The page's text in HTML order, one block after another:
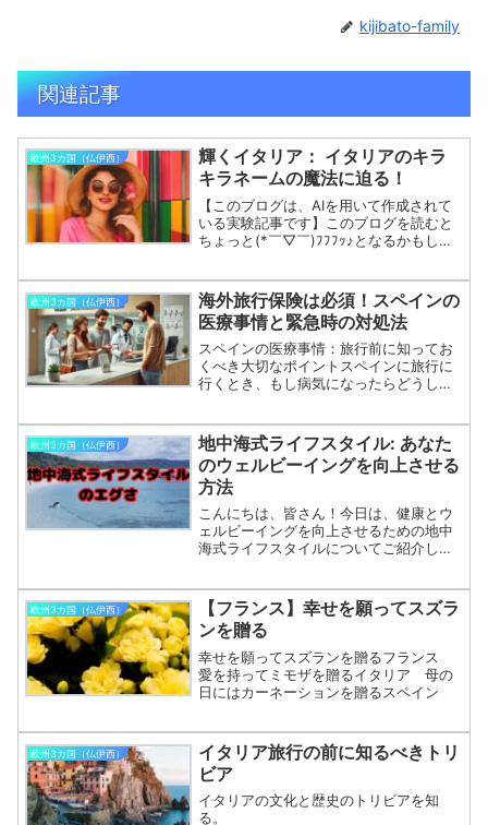
kijibato-family
関連記事
欧州3カ国（仏伊西）
輝くイタリア： イタリアのキラ
キラネームの魔法に迫る！
【このブログは、AIを用いて作成されて
いる実験記事です】このブログを読むと
ちょっと(*￣▽￣)ﾌﾌﾌｯ♪となるかもしれ
ください！あなたを輝かせる、輝く名前
の意味、由来...
欧州3カ国（仏伊西）
海外旅行保険は必須！スペインの
医療事情と緊急時の対処法
スペインの医療事情：旅行前に知ってお
くべき大切なポイントスペインに旅行に
行くとき、もし病気になったらどうしよ
ても整っていますし、旅行者でも利用で
きる方法があります。今回...
欧州3カ国（仏伊西）
地中海式ライフスタイル: あなた
のウェルビーイングを向上させる
方法
こんにちは、皆さん！今日は、健康とウ
ェルビーイングを向上させるための地中
海式ライフスタイルについてご紹介しま
海式の食事1.1. 健康食品果物、野菜、全粒
穀物、豆類、...
欧州3カ国（仏伊西）
【フランス】幸せを願ってスズラ
ンを贈る
幸せを願ってスズランを贈るフランス
愛を持ってミモザを贈るイタリア 母の
日にはカーネーションを贈るスペイン
欧州3カ国（仏伊西）
イタリア旅行の前に知るべきトリ
ビア
イタリアの文化と歴史のトリビアを知
る。